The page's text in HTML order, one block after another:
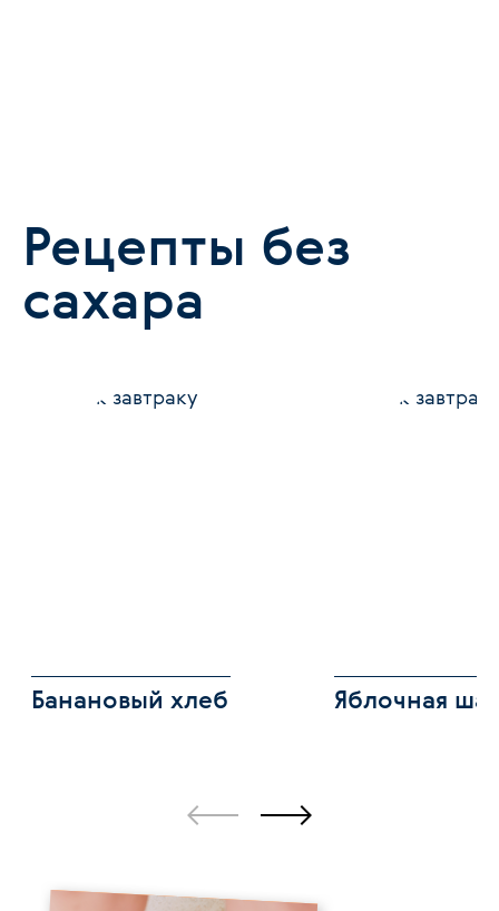
Рецепты без
сахара
Банановый хлеб Яблочная